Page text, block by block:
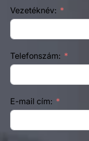
Vezetéknév:
Telefonszám:
E-mail cím: